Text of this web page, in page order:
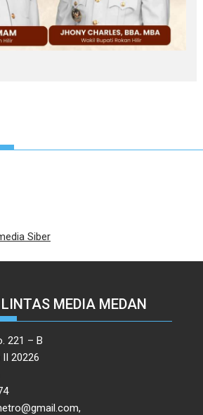
Siber
MEDIA MEDAN
221 – B
II 20226